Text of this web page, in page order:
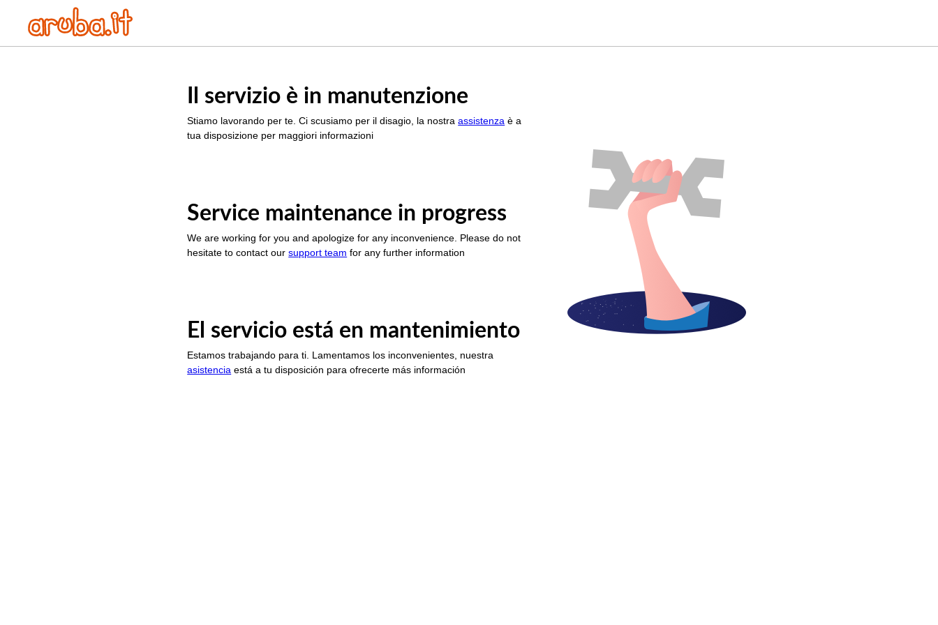
Il servizio è in manutenzione
Stiamo lavorando per te. Ci scusiamo per il disagio, la nostraassistenza è a
tua disposizione per maggiori informazioni
Service maintenance in progress
We are working for you and apologize for any inconvenience. Please do not
hesitate to contact oursupport team for any further information
El servicio está en mantenimiento
Estamos trabajando para ti. Lamentamos los inconvenientes, nuestra
asistencia está a tu disposición para ofrecerte más información